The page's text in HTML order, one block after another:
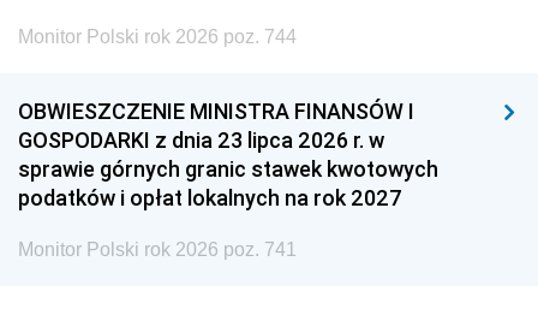
Monitor Polski rok 2026 poz. 744
OBWIESZCZENIE MINISTRA FINANSÓW I
GOSPODARKI z dnia 23 lipca 2026 r. w
sprawie górnych granic stawek kwotowych
podatków i opłat lokalnych na rok 2027
Monitor Polski rok 2026 poz. 741